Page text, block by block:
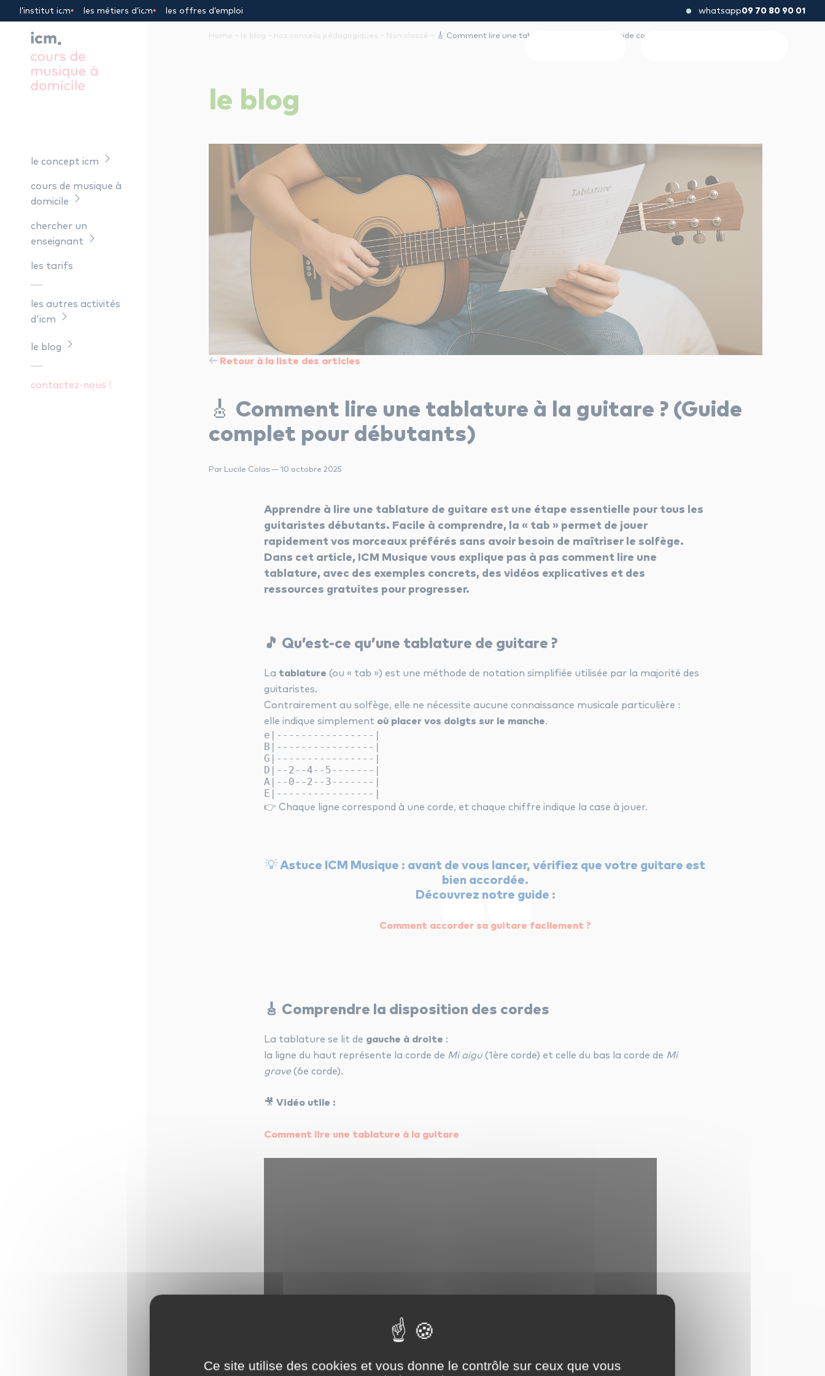
l’institut icm les métiers d’icm les offres d’emploi whatsapp09 70 80 90 01
le concept icm
cours de musique à
domicile
chercher un
enseignant
les tarifs
les autres activités
d'icm
le blog
contactez-nous !
Home - le blog - nos conseils pédagogiques - Non classé - 🎸 Comment lire une tablature à la guitare ? (Guide complet pour débutants)
le blog
Retour à la liste des articles
🎸 Comment lire une tablature à la guitare ? (Guide
complet pour débutants)
Par Lucile Colas — 10 octobre 2025
Apprendre à lire une tablature de guitare est une étape essentielle pour tous les
guitaristes débutants. Facile à comprendre, la « tab » permet de jouer
rapidement vos morceaux préférés sans avoir besoin de maîtriser le solfège.
Dans cet article, ICM Musique vous explique pas à pas comment lire une
tablature, avec des exemples concrets, des vidéos explicatives et des
ressources gratuites pour progresser.
🎵 Qu’est-ce qu’une tablature de guitare ?
La tablature (ou « tab ») est une méthode de notation simplifiée utilisée par la majorité des
guitaristes.
Contrairement au solfège, elle ne nécessite aucune connaissance musicale particulière :
elle indique simplement où placer vos doigts sur le manche.
e|----------------|
B|----------------|
G|----------------|
D|--2--4--5-------|
A|--0--2--3-------|
👉 Chaque ligne correspond à une corde, et chaque chiffre indique la case à jouer.
💡Astuce ICM Musique : avant de vous lancer, vérifiez que votre guitare est
bien accordée.
Découvrez notre guide :
Comment accorder sa guitare facilement ?
🎸 Comprendre la disposition des cordes
La tablature se lit de gauche à droite :
la ligne du haut représente la corde de Mi aigu (1ère corde) et celle du bas la corde de Mi
grave(6e corde).
🎥Vidéo utile :
Comment lire une tablature à la guitare
Panneau de gestion des cookies
Ce site utilise des cookies et vous donne le contrôle sur ceux que vous